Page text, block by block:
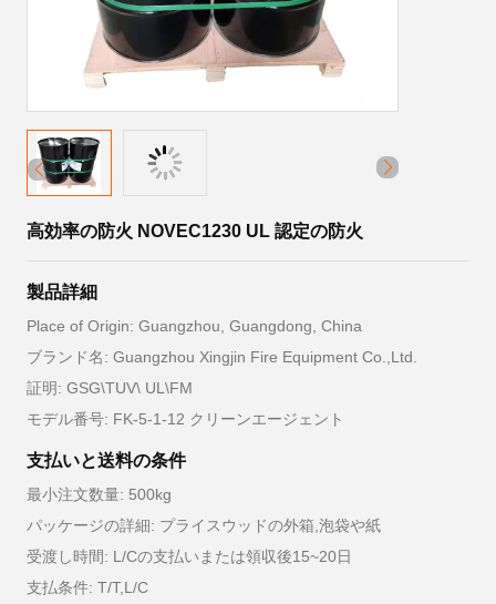
高効率の防火 NOVEC1230 UL 認定の防火
製品詳細
Place of Origin: Guangzhou, Guangdong, China
ブランド名: Guangzhou Xingjin Fire Equipment Co.,Ltd.
証明: GSG\TUV\ UL\FM
モデル番号: FK-5-1-12 クリーンエージェント
支払いと送料の条件
最小注文数量: 500kg
パッケージの詳細: プライスウッドの外箱,泡袋や紙
受渡し時間: L/Cの支払いまたは領収後15~20日
支払条件: T/T,L/C